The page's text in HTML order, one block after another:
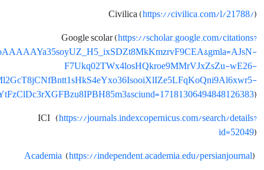
Civilica (https://civilica.com/l/21788/)
Google scolar (https://scholar.google.com/citations?
F7Ukq02TWx4losHQkroe9MMrVJxZsZu-wE26-
)
ICI (https://journals.indexcopernicus.com/search/details?
id=52049)
Academia (https://independent.academia.edu/persianjournal)